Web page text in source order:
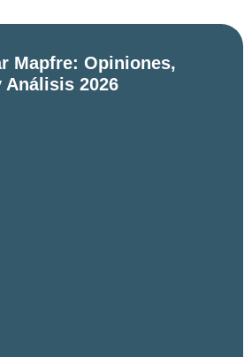
Mapfre: Opiniones,
Análisis 2026